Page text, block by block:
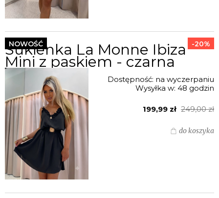
Sukienka La Monne Ibiza
Mini z paskiem - czarna
Dostępność: na wyczerpaniu
Wysyłka w: 48 godzin
199,99 zł 249,00 zł
do koszyka
-20%
NOWOŚĆ